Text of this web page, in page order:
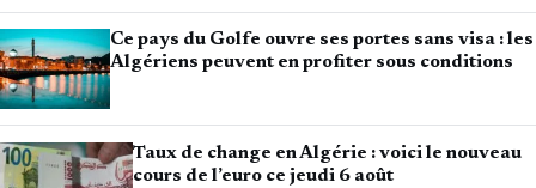
Ce pays du Golfe ouvre ses portes sans visa : les
Algériens peuvent en profiter sous conditions
Taux de change en Algérie : voici le nouveau
cours de l’euro ce jeudi 6 août